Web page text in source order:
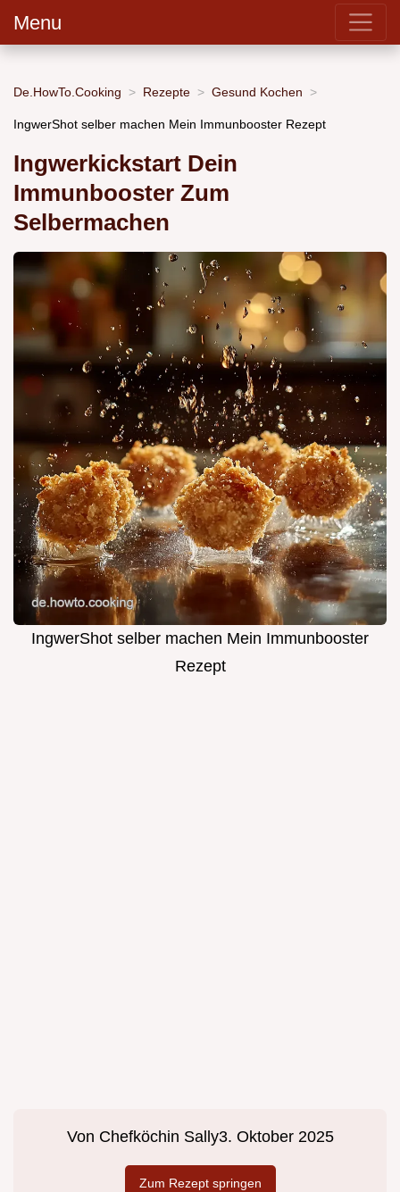
Menu
De.HowTo.Cooking Rezepte Gesund Kochen
IngwerShot selber machen Mein Immunbooster Rezept
Ingwerkickstart Dein
Immunbooster Zum
Selbermachen
IngwerShot selber machen Mein Immunbooster
Rezept
Von Chefköchin Sally3. Oktober 2025
Zum Rezept springen